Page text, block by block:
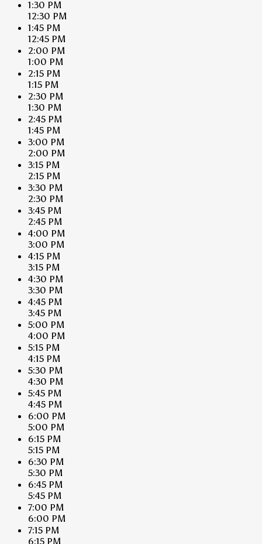
1:30 PM
12:30 PM
1:45 PM
12:45 PM
2:00 PM
1:00 PM
2:15 PM
1:15 PM
2:30 PM
1:30 PM
2:45 PM
1:45 PM
3:00 PM
2:00 PM
3:15 PM
2:15 PM
3:30 PM
2:30 PM
3:45 PM
2:45 PM
4:00 PM
3:00 PM
4:15 PM
3:15 PM
4:30 PM
3:30 PM
4:45 PM
3:45 PM
5:00 PM
4:00 PM
5:15 PM
4:15 PM
5:30 PM
4:30 PM
5:45 PM
4:45 PM
6:00 PM
5:00 PM
6:15 PM
5:15 PM
6:30 PM
5:30 PM
6:45 PM
5:45 PM
7:00 PM
6:00 PM
7:15 PM
6:15 PM